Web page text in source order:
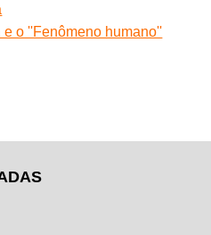
o ''Fenômeno humano''